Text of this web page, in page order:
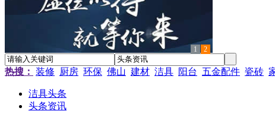
1 2
热搜： 装修 厨房 环保 佛山 建材 洁具 阳台 五金配件 瓷砖
洁具头条
头条资讯